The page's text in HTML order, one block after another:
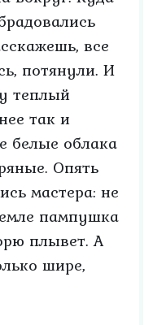
все
потянули. И
теплый
так и
белые облака
Опять
мастера: не
пампушка
плывет. А
шире,